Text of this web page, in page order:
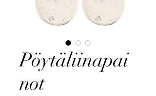
Pöytäliinapai
not